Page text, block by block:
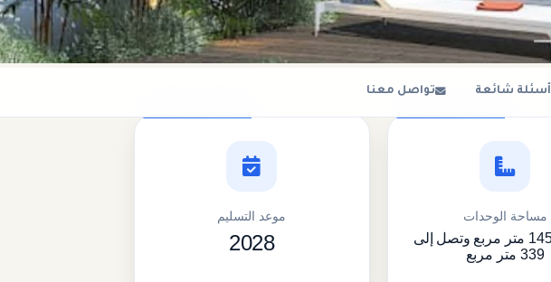
أسئلة شائعة تواصل معنا
مساحة الوحدات
تبدأ من 145 متر مربع وتصل إلى
339 متر مربع
موعد التسليم
2028